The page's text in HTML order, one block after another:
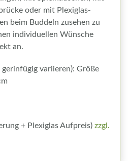
oder mit Plexiglas-
beim Buddeln zusehen zu
individuellen Wünsche
an.
gerinfügig variieren): Größe
+ Plexiglas Aufpreis) zzgl.